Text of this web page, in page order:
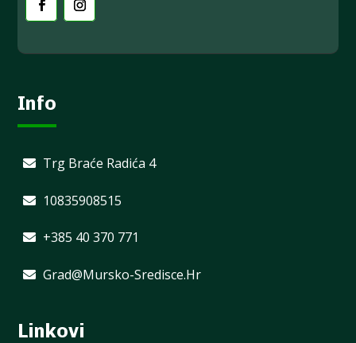
Info
Trg Braće Radića 4
10835908515
+385 40 370 771
Grad@mursko-Sredisce.hr
Linkovi